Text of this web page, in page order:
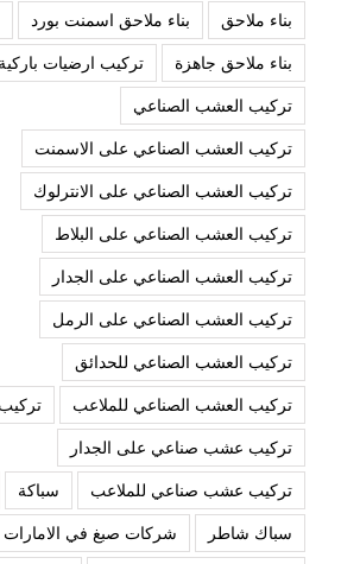
بناء ملاحق
بناء ملاحق اسمنت بورد
بناء ملاحق جاهزة
تركيب ارضيات
تركيب العشب الصناعي
تركيب العشب الصناعي على الاسمنت
تركيب العشب الصناعي على الانترلوك
تركيب العشب الصناعي على البلاط
تركيب العشب الصناعي على الجدار
تركيب العشب الصناعي على الرمل
تركيب العشب الصناعي للحدائق
تركيب العشب الصناعي للملاعب
تركيب عشب صناعي على الجدار
تركيب عشب صناعي للملاعب
سباكة
سباك شاطر
شركات صبغ في الامارات